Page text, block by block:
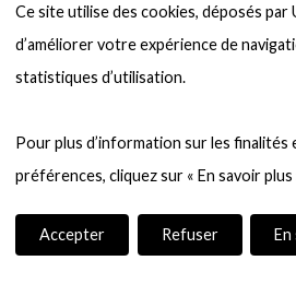
Ce site utilise des cookies, déposés par
d’améliorer votre expérience de
statistiques d’utilisation.
Pour plus d’information sur les
Accepter Refuser En
6000 exoplanètes, et pas
en vue ?
Quel avenir pour les
Entre mathématiques et
quête d’un vote
casse-tête